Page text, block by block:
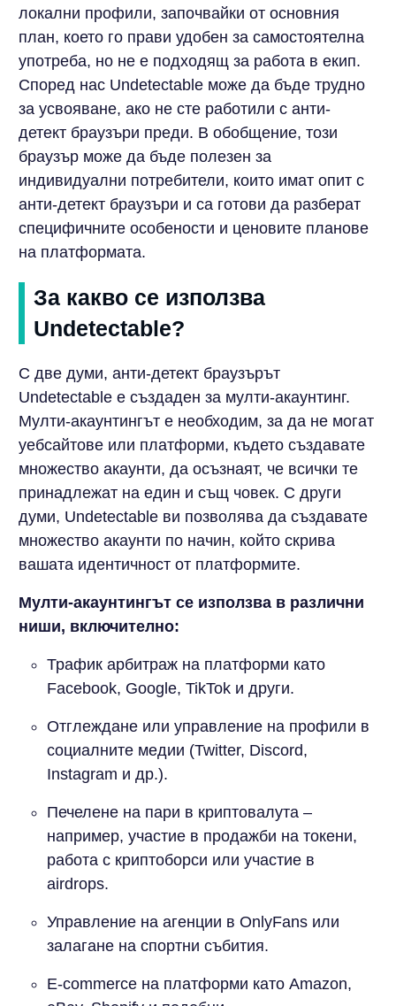
локални профили, започвайки от основния
план, което го прави удобен за самостоятелна
употреба, но не е подходящ за работа в екип.
Според нас Undetectable може да бъде трудно
за усвояване, ако не сте работили с анти-
детект браузъри преди. В обобщение, този
браузър може да бъде полезен за
индивидуални потребители, които имат опит с
анти-детект браузъри и са готови да разберат
специфичните особености и ценовите планове
на платформата.
За какво се използва
Undetectable?
С две думи, анти-детект браузърът
Undetectable е създаден за мулти-акаунтинг.
Мулти-акаунтингът е необходим, за да не могат
уебсайтове или платформи, където създавате
множество акаунти, да осъзнаят, че всички те
принадлежат на един и същ човек. С други
думи, Undetectable ви позволява да създавате
множество акаунти по начин, който скрива
вашата идентичност от платформите.
Мулти-акаунтингът се използва в различни
ниши, включително:
Трафик арбитраж на платформи като
Facebook, Google, TikTok и други.
Отглеждане или управление на профили в
социалните медии (Twitter, Discord,
Instagram и др.).
Печелене на пари в криптовалута –
например, участие в продажби на токени,
работа с криптоборси или участие в
airdrops.
Управление на агенции в OnlyFans или
залагане на спортни събития.
E-commerce на платформи като Amazon,